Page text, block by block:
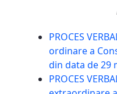
PROCES
ordinare a
din data de 29
PROCES